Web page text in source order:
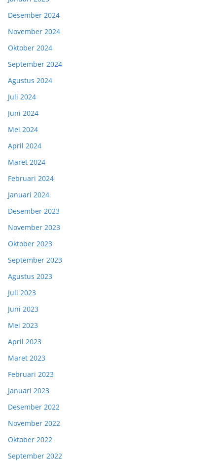
Desember 2024
November 2024
Oktober 2024
September 2024
Agustus 2024
Juli 2024
Juni 2024
Mei 2024
April 2024
Maret 2024
Februari 2024
Januari 2024
Desember 2023
November 2023
Oktober 2023
September 2023
Agustus 2023
Juli 2023
Juni 2023
Mei 2023
April 2023
Maret 2023
Februari 2023
Januari 2023
Desember 2022
November 2022
Oktober 2022
September 2022